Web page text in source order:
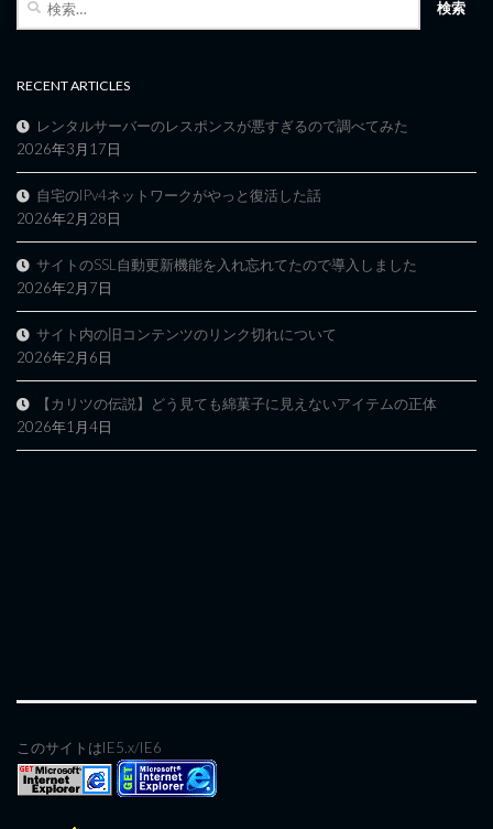
RECENT ARTICLES
レンタルサーバーのレスポンスが悪すぎるので調べてみた
2026年3月17日
自宅のIPv4ネットワークがやっと復活した話
2026年2月28日
サイトのSSL自動更新機能を入れ忘れてたので導入しました
2026年2月7日
サイト内の旧コンテンツのリンク切れについて
2026年2月6日
【カリツの伝説】どう見ても綿菓子に見えないアイテムの正体
2026年1月4日
このサイトはIE5.x/IE6